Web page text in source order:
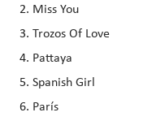
Miss You
Trozos Of Love
Pattaya
Spanish Girl
París